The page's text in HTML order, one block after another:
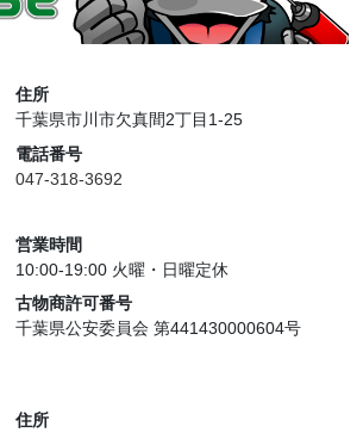
住所
千葉県市川市欠真間2丁目1-25
電話番号
047-318-3692
営業時間
10:00-19:00 火曜・日曜定休
古物商許可番号
千葉県公安委員会 第441430000604号
住所